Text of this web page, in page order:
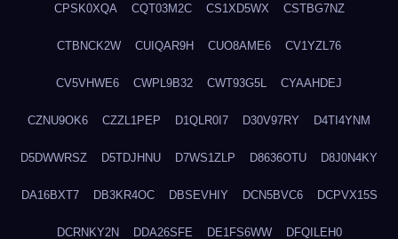
CPSK0XQA CQT03M2C CS1XD5WX CSTBG7NZ
CTBNCK2W CUIQAR9H CUO8AME6 CV1YZL76
CV5VHWE6 CWPL9B32 CWT93G5L CYAAHDEJ
CZNU9OK6 CZZL1PEP D1QLR0I7 D30V97RY D4TI4YNM
D5DWWRSZ D5TDJHNU D7WS1ZLP D8636OTU D8J0N4KY
DA16BXT7 DB3KR4OC DBSEVHIY DCN5BVC6 DCPVX15S
DCRNKY2N DDA26SFE DE1FS6WW DFQILEH0